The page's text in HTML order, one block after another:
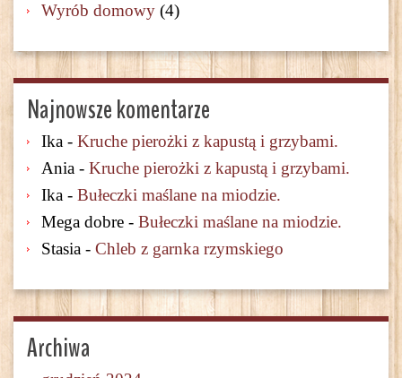
Wyrób domowy (4)
Najnowsze komentarze
Ika - Kruche pierożki z kapustą i grzybami.
Ania - Kruche pierożki z kapustą i grzybami.
Ika - Bułeczki maślane na miodzie.
Mega dobre - Bułeczki maślane na miodzie.
Stasia - Chleb z garnka rzymskiego
Archiwa